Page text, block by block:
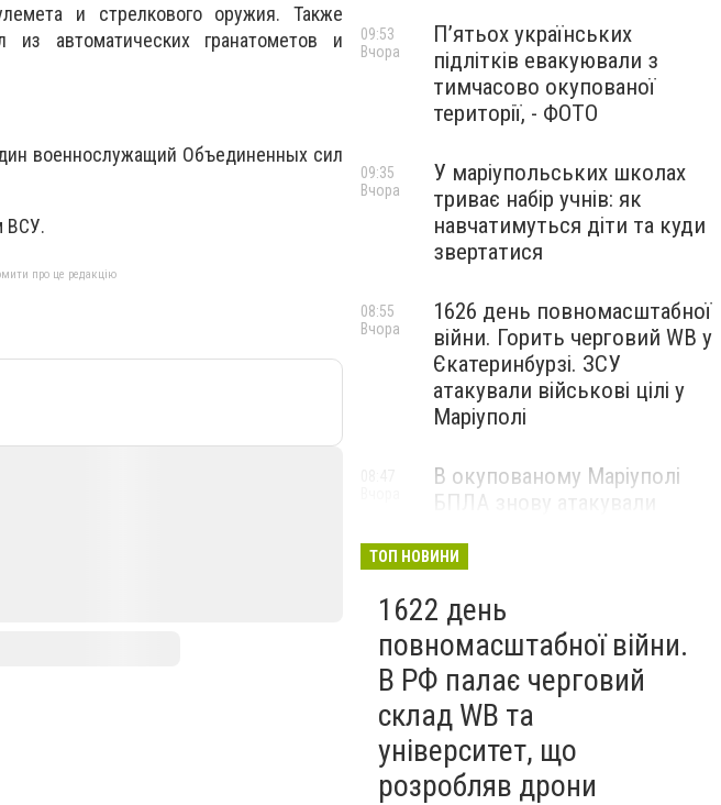
и стрелкового оружия. Также
из автоматических гранатометов и
военнослужащий Объединенных сил
ВСУ.
про це редакцію
П’ятьох українських
підлітків евакуювали з
тимчасово окупованої
території, - ФОТО
09:53
Вчора
У маріупольських школах
триває набір учнів: як
навчатимуться діти та куди
звертатися
09:35
Вчора
1626 день повномасштабної
війни. Горить черговий WB у
Єкатеринбурзі. ЗСУ
атакували військові цілі у
Маріуполі
08:55
Вчора
В окупованому Маріуполі
БПЛА знову атакували
— ВІДЕО
ТОП НОВИНИ
1622 день
повномасштабної війни.
В РФ палає черговий
склад WB та
університет, що
розробляв дрони